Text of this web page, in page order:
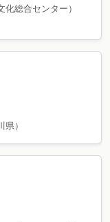
総合センター）
県）